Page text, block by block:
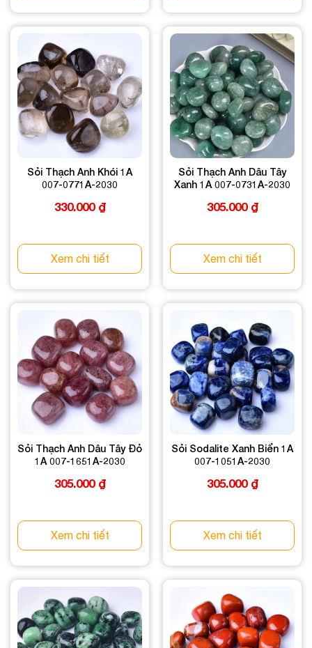
Sỏi Thạch Anh Khói 1A
007-0771A-2030
330.000 ₫
Xem chi tiết
Sỏi Thạch Anh Dâu Tây
Xanh 1A 007-0731A-2030
305.000 ₫
Xem chi tiết
Sỏi Thạch Anh Dâu Tây Đỏ
1A 007-1651A-2030
305.000 ₫
Xem chi tiết
Sỏi Sodalite Xanh Biển 1A
007-1051A-2030
305.000 ₫
Xem chi tiết